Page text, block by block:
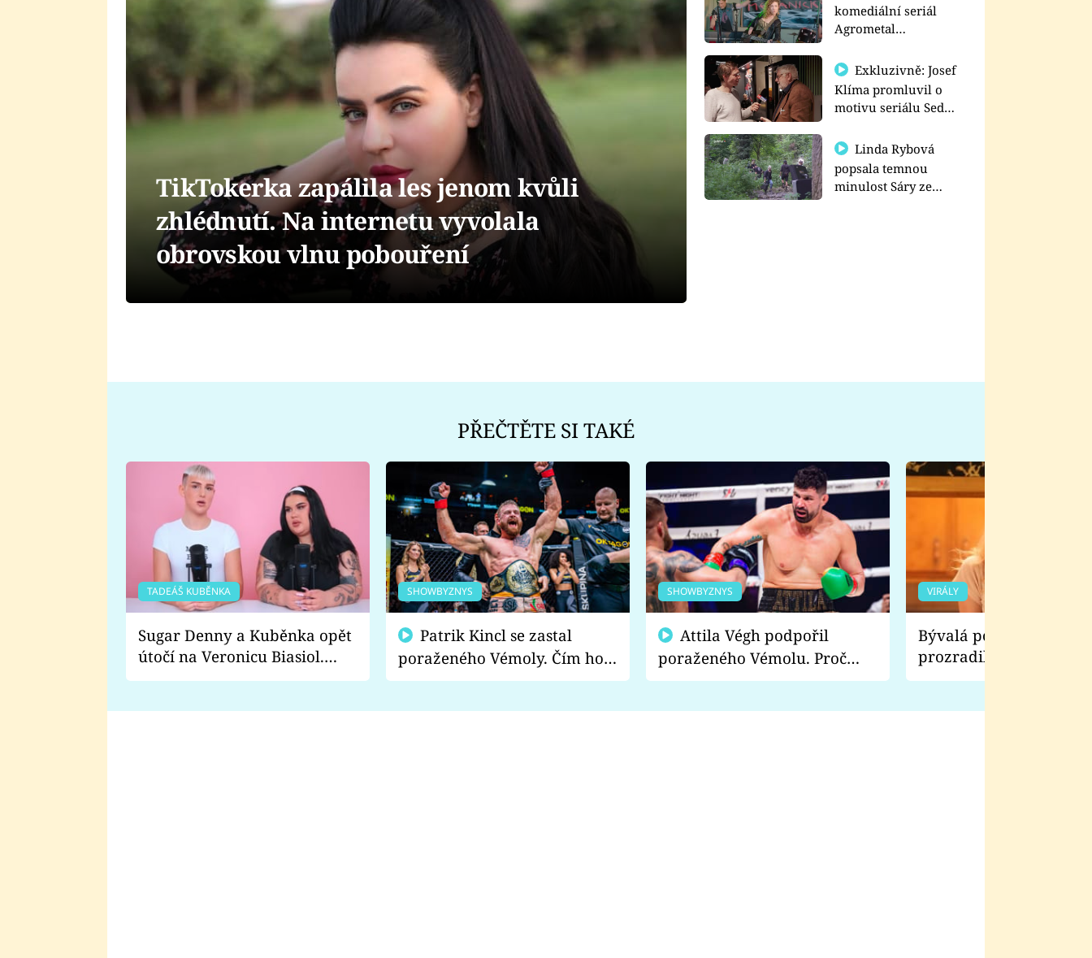
komediální seriál
Agrometal
prima+
Exkluzivně: Josef
Klíma promluvil o
motivu seriálu Sedm
Linda Rybová
popsala temnou
minulost Sáry ze
TikTokerka zapálila les jenom kvůli
zhlédnutí. Na internetu vyvolala
obrovskou vlnu pobouření
PŘEČTĚTE SI TAKÉ
TADEÁŠ KUBĚNKA
Sugar Denny a Kuběnka opět
útočí na Veronicu Biasiol.
Proč je podle nich falešná a
SHOWBYZNYS
poraženého Vémoly. Čím ho
fanoušci naštvali?
SHOWBYZNYS
poraženého Vémolu. Proč
chce raději zápasit s ním než
VIRÁLY
Bývalá pornoherečka
prozradila, co ji
natáčení Euforie.